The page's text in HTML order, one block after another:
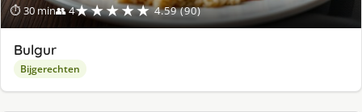
⏱ 30 min👥 4★★★★★ 4.59 (90)
Bulgur
Bijgerechten